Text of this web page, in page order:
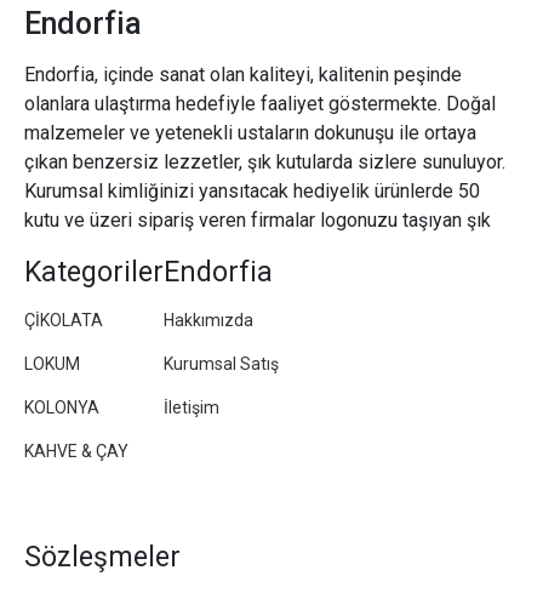
Endorfia
Endorfia, içinde sanat olan kaliteyi, kalitenin peşinde
olanlara ulaştırma hedefiyle faaliyet göstermekte. Doğal
malzemeler ve yetenekli ustaların dokunuşu ile ortaya
çıkan benzersiz lezzetler, şık kutularda sizlere sunuluyor.
Kurumsal kimliğinizi yansıtacak hediyelik ürünlerde 50
kutu ve üzeri sipariş veren firmalar logonuzu taşıyan şık
Kategoriler
ÇİKOLATA
LOKUM
KOLONYA
KAHVE & ÇAY
Endorfia
Hakkımızda
Kurumsal Satış
İletişim
Sözleşmeler